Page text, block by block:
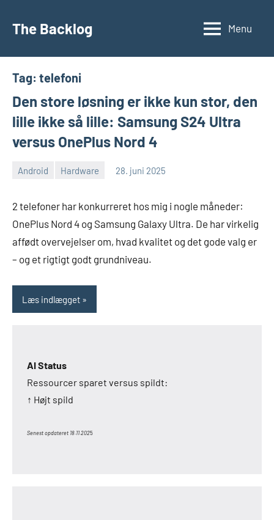
The Backlog Menu
Tag: telefoni
Den store løsning er ikke kun stor, den
lille ikke så lille: Samsung S24 Ultra
versus OnePlus Nord 4
Android Hardware 28. juni 2025
Johansen
2 telefoner har konkurreret hos mig i nogle måneder:
OnePlus Nord 4 og Samsung Galaxy Ultra. De har virkelig
affødt overvejelser om, hvad kvalitet og det gode valg er
– og et rigtigt godt grundniveau.
Læs indlægget
AI Status
Ressourcer sparet versus spildt:
↑ Højt spild
Senest opdateret 18.11.2025